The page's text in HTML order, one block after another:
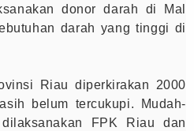
donor darah di Mal
darah yang tinggi di
Riau diperkirakan 2000
belum tercukupi. Mudah-
FPK Riau dan